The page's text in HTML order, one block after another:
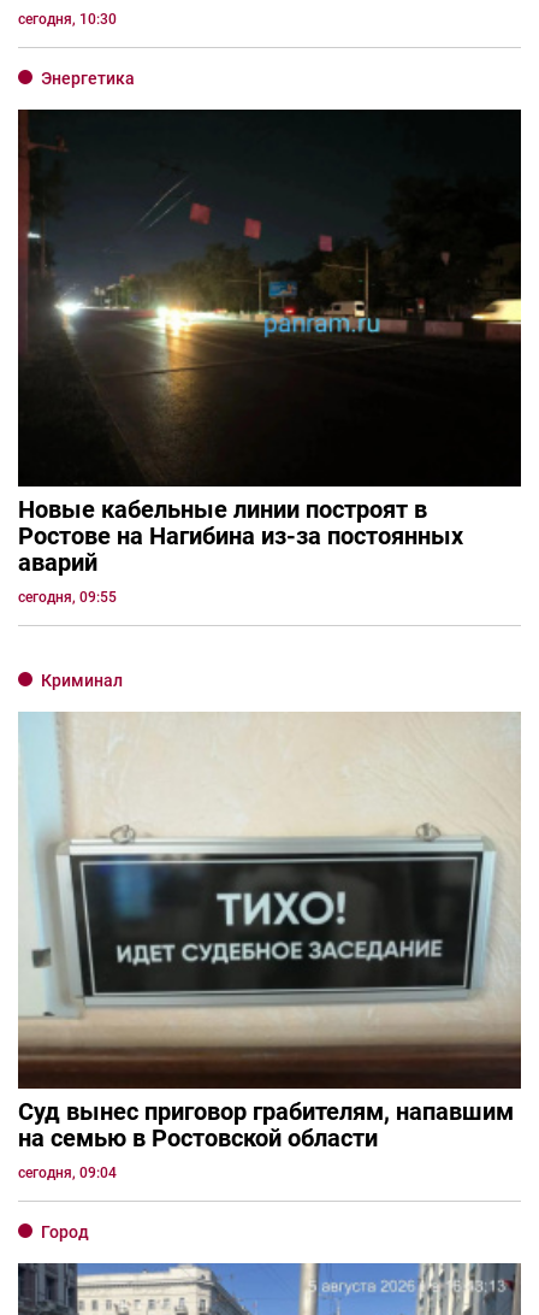
сегодня, 10:30
Энергетика
Новые кабельные линии построят в
Ростове на Нагибина из-за постоянных
аварий
сегодня, 09:55
Криминал
Суд вынес приговор грабителям, напавшим
на семью в Ростовской области
сегодня, 09:04
Город